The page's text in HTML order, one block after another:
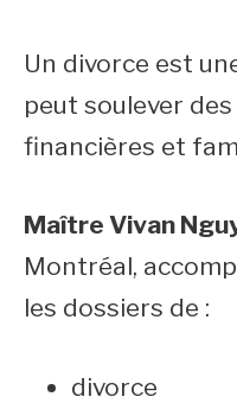
Un divorce est
peut soulever
financières et
Maître Vivan
Montréal,
les dossiers de :
divorce